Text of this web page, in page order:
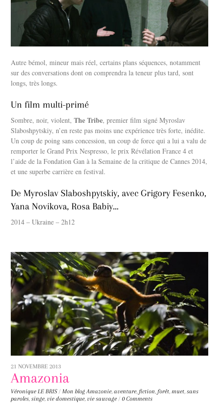
Autre bémol, mineur mais réel, certains plans séquences, notamment
sur des conversations dont on comprendra la teneur plus tard, sont
longs, très longs.
Un film multi-primé
Sombre, noir, violent,The Tribe, premier film signé Myroslav
Slaboshpytskiy, n’en reste pas moins une expérience très forte, inédite.
Un coup de poing sans concession, un coup de force qui a lui a valu de
remporter le Grand Prix Nespresso, le prix Révélation France 4 et
l’aide de la Fondation Gan à la Semaine de la critique de Cannes 2014,
et une superbe carrière en festival.
De Myroslav Slaboshpytskiy, avec Grigory Fesenko,
Yana Novikova, Rosa Babiy…
2014 – Ukraine – 2h12
21 NOVEMBRE 2013
Amazonia
Véronique LE BRIS / Mon blog Amazonie,aventure, fiction, forêt, muet,sans
paroles,singe,vie domestique,vie sauvage / 0 Comments